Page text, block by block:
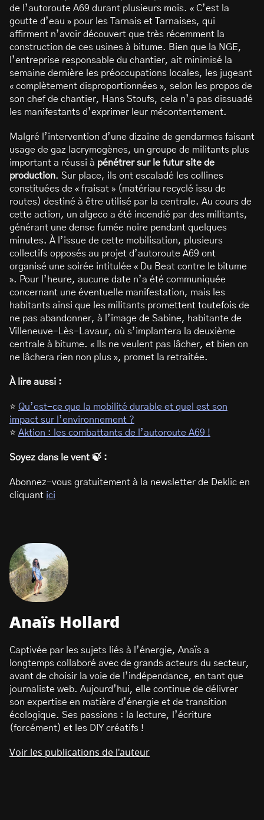
de l’autoroute A69 durant plusieurs mois. « C’est la
goutte d’eau » pour les Tarnais et Tarnaises, qui
affirment n’avoir découvert que très récemment la
construction de ces usines à bitume. Bien que la NGE,
l’entreprise responsable du chantier, ait minimisé la
semaine dernière les préoccupations locales, les jugeant
« complètement disproportionnées », selon les propos de
son chef de chantier, Hans Stoufs, cela n’a pas dissuadé
les manifestants d’exprimer leur mécontentement.
Malgré l’intervention d’une dizaine de gendarmes faisant
usage de gaz lacrymogènes, un groupe de militants plus
important a réussi à pénétrer sur le futur site de
production. Sur place, ils ont escaladé les collines
constituées de « fraisat » (matériau recyclé issu de
routes) destiné à être utilisé par la centrale. Au cours de
cette action, un algeco a été incendié par des militants,
générant une dense fumée noire pendant quelques
minutes. À l’issue de cette mobilisation, plusieurs
collectifs opposés au projet d’autoroute A69 ont
organisé une soirée intitulée « Du Beat contre le bitume
». Pour l’heure, aucune date n’a été communiquée
concernant une éventuelle manifestation, mais les
habitants ainsi que les militants promettent toutefois de
ne pas abandonner, à l’image de Sabine, habitante de
Villeneuve-Lès-Lavaur, où s’implantera la deuxième
centrale à bitume. « Ils ne veulent pas lâcher, et bien on
ne lâchera rien non plus », promet la retraitée.
À lire aussi :
⭐ Qu’est-ce que la mobilité durable et quel est son
impact sur l’environnement ?
⭐ Aktion : les combattants de l’autoroute A69 !
Soyez dans le vent 🍃 :
Abonnez-vous gratuitement à la newsletter de Deklic en
cliquant ici
Anaïs Hollard
Captivée par les sujets liés à l’énergie, Anaïs a
longtemps collaboré avec de grands acteurs du secteur,
avant de choisir la voie de l’indépendance, en tant que
journaliste web. Aujourd’hui, elle continue de délivrer
son expertise en matière d’énergie et de transition
écologique. Ses passions : la lecture, l’écriture
(forcément) et les DIY créatifs !
Voir les publications de l'auteur